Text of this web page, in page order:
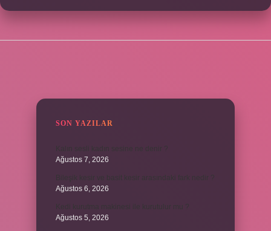
SON YAZILAR
Ağustos 7, 2026
Ağustos 6, 2026
Ağustos 5, 2026